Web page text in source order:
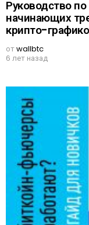
Руководство
начинающих
крипто-
отwallbtc
6 лет назад